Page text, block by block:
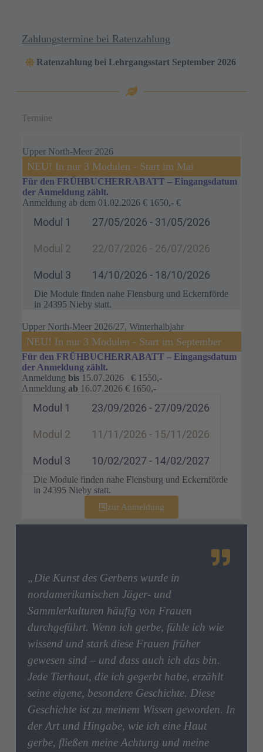
Zahlungstermine bei Ratenzahlung
Ratenzahlung bei Lehrgangsstart September 2026
Termine
Upper North-Meer 2026
NEU! In nur 3 Modulen - Start im Mai
Für den FRÜHBUCHERRABATT – Eingangsdatum
der Anmeldung zählt.
Anmeldung ab dem 01.02.2026 € 1650,- €
Modul 1 27/05/2026 - 31/05/2026
Modul 2 22/07/2026 - 26/07/2026
Modul 3 14/10/2026 - 18/10/2026
Die Module finden nahe Flensburg und Eckernförde
in 24395 Nieby statt.
Upper North-Meer 2026/27, Winterhalbjahr
NEU! In nur 3 Modulen - Start im September
Für den FRÜHBUCHERRABATT – Eingangsdatum
der Anmeldung zählt.
Anmeldung bis15.07.2026 € 1550,-
Anmeldung ab 16.07.2026 € 1650,-
Modul 1 23/09/2026 - 27/09/2026
Modul 2 11/11/2026 - 15/11/2026
Modul 3 10/02/2027 - 14/02/2027
Die Module finden nahe Flensburg und Eckernförde
in 24395 Nieby statt.
zur Anmeldung
„Die Kunst des Gerbens wurde in
nordamerikanischen Jäger- und
Sammlerkulturen häufig von Frauen
durchgeführt. Wenn ich gerbe, fühle ich wie
wissend und stark diese Frauen früher
gewesen sind – und dass auch ich das bin.
Jede Tierhaut, die ich gegerbt habe, erzählt
seine eigene, besondere Geschichte. Diese
Geschichte ist zu meinem Wissen geworden. In
der Art und Hingabe, wie ich eine Haut
gerbe, fließen meine Achtung und meine